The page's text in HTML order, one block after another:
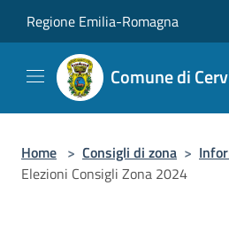
Regione Emilia-Romagna
Comune di
Home > Consigli di zona >
Elezioni Consigli Zona 2024